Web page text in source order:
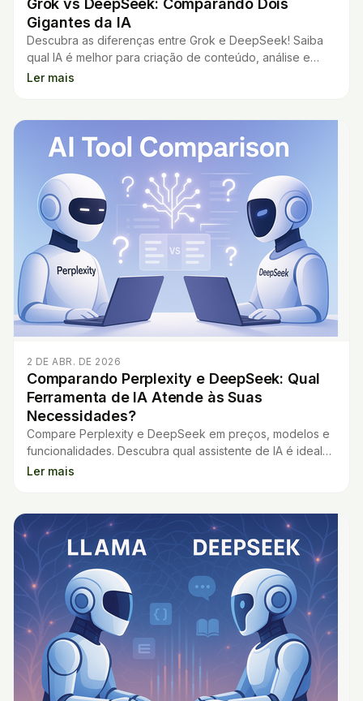
Grok vs DeepSeek: Comparando Dois
Gigantes da IA
Descubra as diferenças entre Grok e DeepSeek! Saiba
qual IA é melhor para criação de conteúdo, análise e
programação. Veja como testá-los agora.
Ler mais
2 DE ABR. DE 2026
Comparando Perplexity e DeepSeek: Qual
Ferramenta de IA Atende às Suas
Necessidades?
Compare Perplexity e DeepSeek em preços, modelos e
funcionalidades. Descubra qual assistente de IA é ideal
para o seu trabalho.
Ler mais